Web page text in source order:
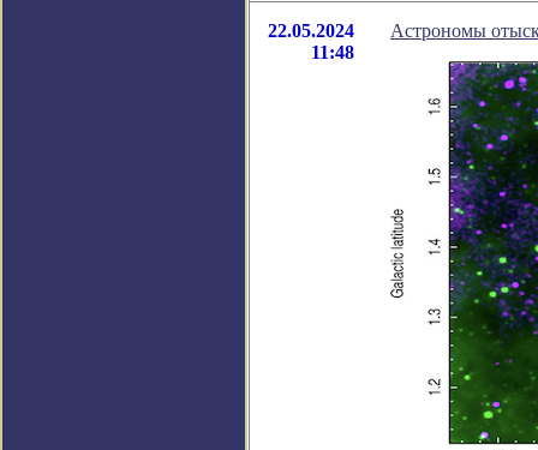
22.05.2024
11:48
Астрономы